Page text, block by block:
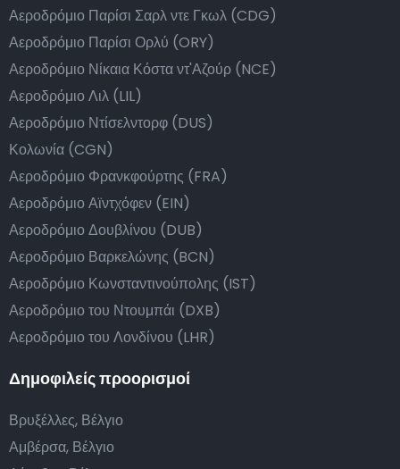
Αεροδρόμιο Παρίσι Σαρλ ντε Γκωλ (CDG)
Αεροδρόμιο Παρίσι Ορλύ (ORY)
Αεροδρόμιο Νίκαια Κόστα ντ'Αζούρ (NCE)
Αεροδρόμιο Λιλ (LIL)
Αεροδρόμιο Ντίσελντορφ (DUS)
Κολωνία (CGN)
Αεροδρόμιο Φρανκφούρτης (FRA)
Αεροδρόμιο Αϊντχόφεν (EIN)
Αεροδρόμιο Δουβλίνου (DUB)
Αεροδρόμιο Βαρκελώνης (BCN)
Αεροδρόμιο Κωνσταντινούπολης (IST)
Αεροδρόμιο του Ντουμπάι (DXB)
Αεροδρόμιο του Λονδίνου (LHR)
Δημοφιλείς προορισμοί
Βρυξέλλες, Βέλγιο
Αμβέρσα, Βέλγιο